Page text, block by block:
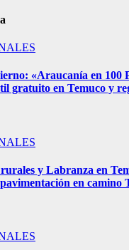
«Araucanía en 100
gratuito en Temuco y
rurales y Labranza en
en camino